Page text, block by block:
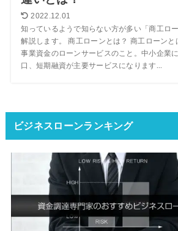
2022.12.01
知っているようで知らない方が多い「商工ロ
解説します。 商工ローンとは？ 商工ローン
事業資金のローンサービスのこと。中小企業
口、短期融資が主要サービスになります...
ビジネスローンランキング